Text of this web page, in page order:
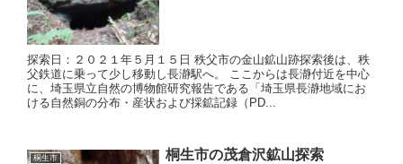
探索日：２０２１年５月１５日 秩父市の金山鉱山跡探索後は、秩
父鉄道に乗って少し移動し長瀞駅へ。 ここからは長瀞付近を中心
に、埼玉県立自然の博物館研究報告である「埼玉県長瀞地域にお
ける自然銅の分布・産状および採鉱記録（PD...
桐生市 桐生市の茂倉沢鉱山探索